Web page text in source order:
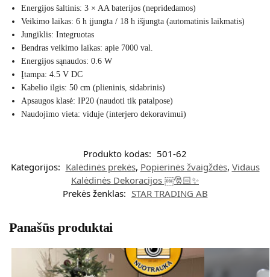
Energijos šaltinis: 3 × AA baterijos (nepridedamos)
Veikimo laikas: 6 h įjungta / 18 h išjungta (automatinis laikmatis)
Jungiklis: Integruotas
Bendras veikimo laikas: apie 7000 val.
Energijos sąnaudos: 0.6 W
Įtampa: 4.5 V DC
Kabelio ilgis: 50 cm (plieninis, sidabrinis)
Apsaugos klasė: IP20 (naudoti tik patalpose)
Naudojimo vieta: viduje (interjero dekoravimui)
Produkto kodas: 501-62
Kategorijos: Kalėdinės prekės, Popierinės žvaigždės, Vidaus
Kalėdinės Dekoracijos ￼🎅🏻✨
Prekės ženklas: STAR TRADING AB
Panašūs produktai